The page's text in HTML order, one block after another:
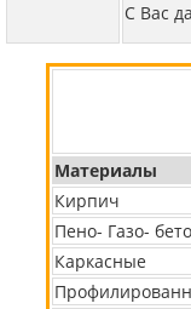
С Вас
Материалы
Кирпич
Пено- Газо-
Каркасные